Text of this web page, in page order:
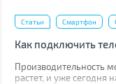
Статьи Смартфон
Как подключить
Производительность
растет, и уже сегодня